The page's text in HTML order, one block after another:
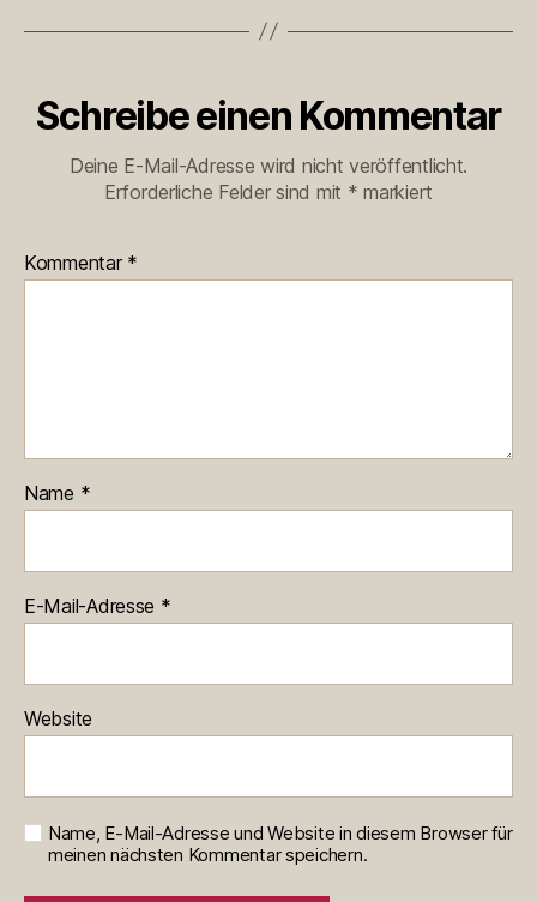
Schreibe einen Kommentar
Deine E-Mail-Adresse wird nicht veröffentlicht.
Erforderliche Felder sind mit * markiert
Kommentar *
Name *
E-Mail-Adresse *
Website
Name, E-Mail-Adresse und Website in diesem Browser für
meinen nächsten Kommentar speichern.